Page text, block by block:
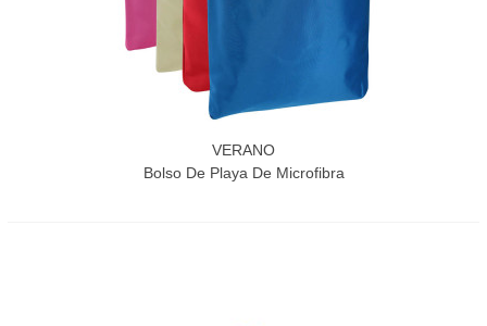
VERANO
Bolso De Playa De Microfibra